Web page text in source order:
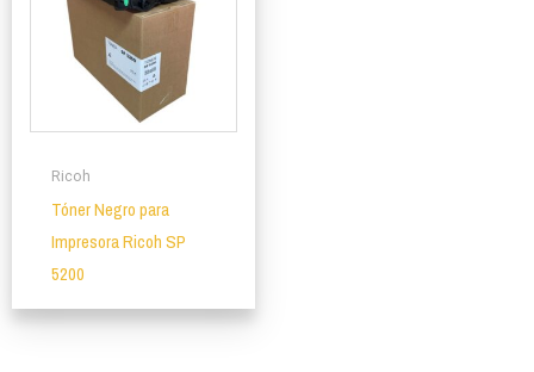
Ricoh
Tóner Negro para
Impresora Ricoh SP
5200